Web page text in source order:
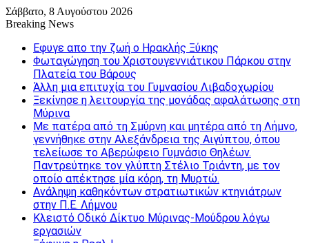
Σάββατο, 8 Αυγούστου 2026
Breaking News
Εφυγε απο την ζωή o Ηρακλής Ξύκης
Φωταγώγηση του Χριστουγεννιάτικου Πάρκου στην
Πλατεία του Βάρους
Άλλη μια επιτυχία του Γυμνασίου Λιβαδοχωρίου
Ξεκίνησε η λειτουργία της μονάδας αφαλάτωσης στη
Μύρινα
Με πατέρα από τη Σμύρνη και μητέρα από τη Λήμνο,
γεννήθηκε στην Αλεξάνδρεια της Αιγύπτου, όπου
τελείωσε το Αβερώφειο Γυμνάσιο Θηλέων.
Παντρεύτηκε τον γλύπτη Στέλιο Τριάντη, με τον
οποίο απέκτησε μία κόρη, τη Μυρτώ.
Ανάληψη καθηκόντων στρατιωτικών κτηνιάτρων
στην Π.Ε. Λήμνου
Κλειστό Οδικό Δίκτυο Μύρινας-Μούδρου λόγω
εργασιών